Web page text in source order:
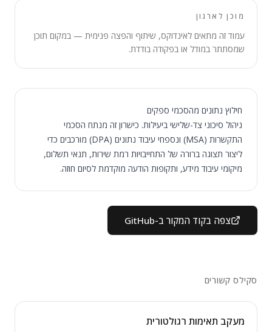
מוכן לארגון
עמוד זה מתאים לאינדוקס, שיתוף והפצה פנימית — במקום תוכן
שמסתתר במודל או בפקודה בודדת.
חילוץ נתונים מהסכמי ספקים
ניהול סיכוני צד-שלישי ביעילות. כישרון זה מנתח הסכמי
התקשרות (MSA) ונספחי עיבוד נתונים (DPA) מורכבים כדי
ליצור תצוגה ברורה של התחייבויות רמת שירות, תנאי תשלום,
מיקומי עיבוד מידע, ותקופות הודעה מוקדמת לסיום חוזה.
צפה בקוד המקור ב-GitHub
סקילס קשורים
מעקב תאימות רגולטורית